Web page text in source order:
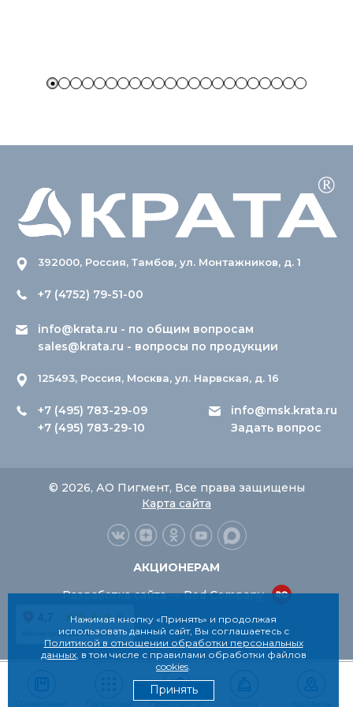
392000, Россия, Тамбов, ул. Монтажников, д. 1
+7 (4752) 79-51-00
info@krata.ru - по общим вопросам
sales@krata.ru - вопросы по продукции
125493, Россия, Москва, ул. Нарвская, д. 16
+7 (495) 783-29-09
+7 (495) 783-29-10
info@msk.krata.ru
Задать вопрос
© 2026, АО Пигмент, Все права защищены
Карта сайта
АКЦИОНЕРАМ
Разработка сайта — Red Company
Пресс-центр
Нажимая кнопку «Принять» и продолжая
использовать данный сайт, Вы соглашаетесь с
Политикой в отношении обработки персональных
данных, в том числе с правилами обработки файлов
cookies.
Принять